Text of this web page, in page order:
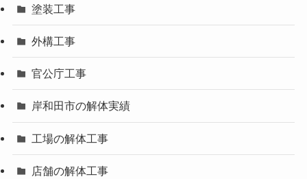
塗装工事
外構工事
官公庁工事
岸和田市の解体実績
工場の解体工事
店舗の解体工事